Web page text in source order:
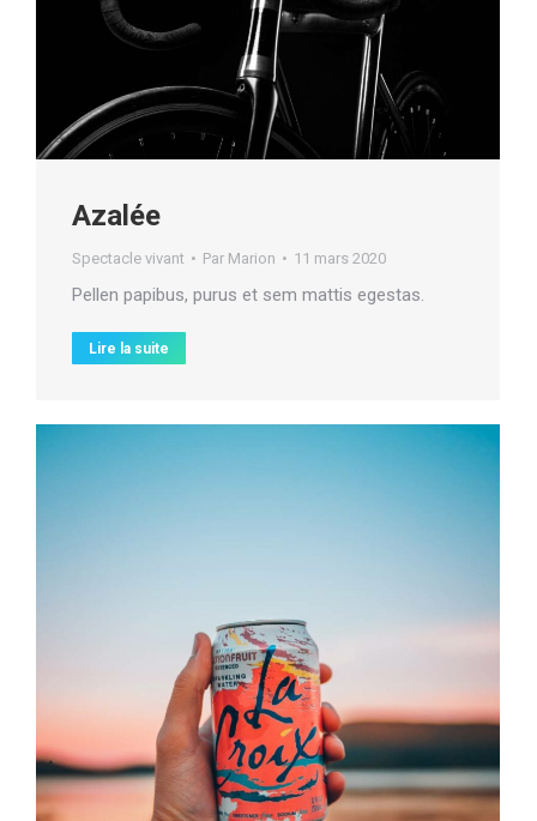
Azalée
Spectacle vivant Par Marion 11 mars 2020
Pellen papibus, purus et sem mattis egestas.
Lire la suite